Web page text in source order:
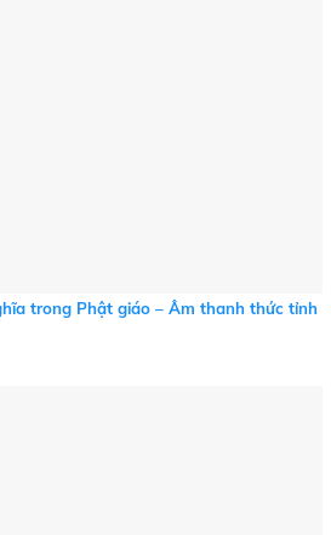
trong Phật giáo – Âm thanh thức tỉnh